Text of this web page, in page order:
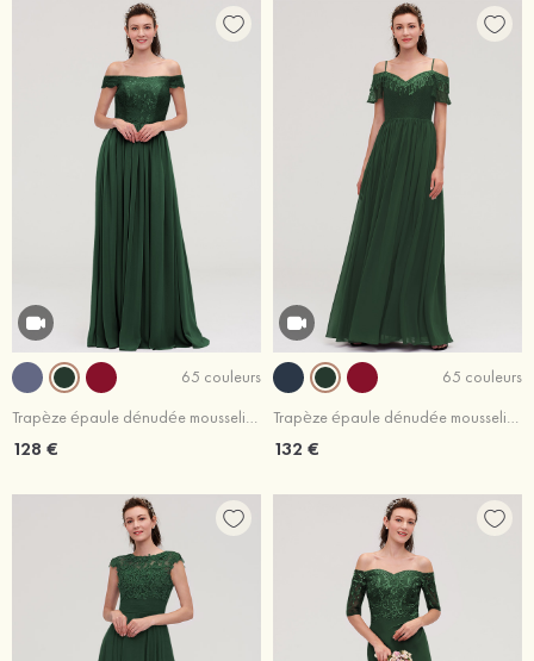
65 couleurs
Trapèze épaule dénudée mousseline longueur ras du sol robe de demoiselle d'honneur avec appliqué glycine
128 €
65 couleurs
Trapèze épaule dénudée mousseline longueur ras du sol robe de demoiselle d'honneur avec dentelle
132 €